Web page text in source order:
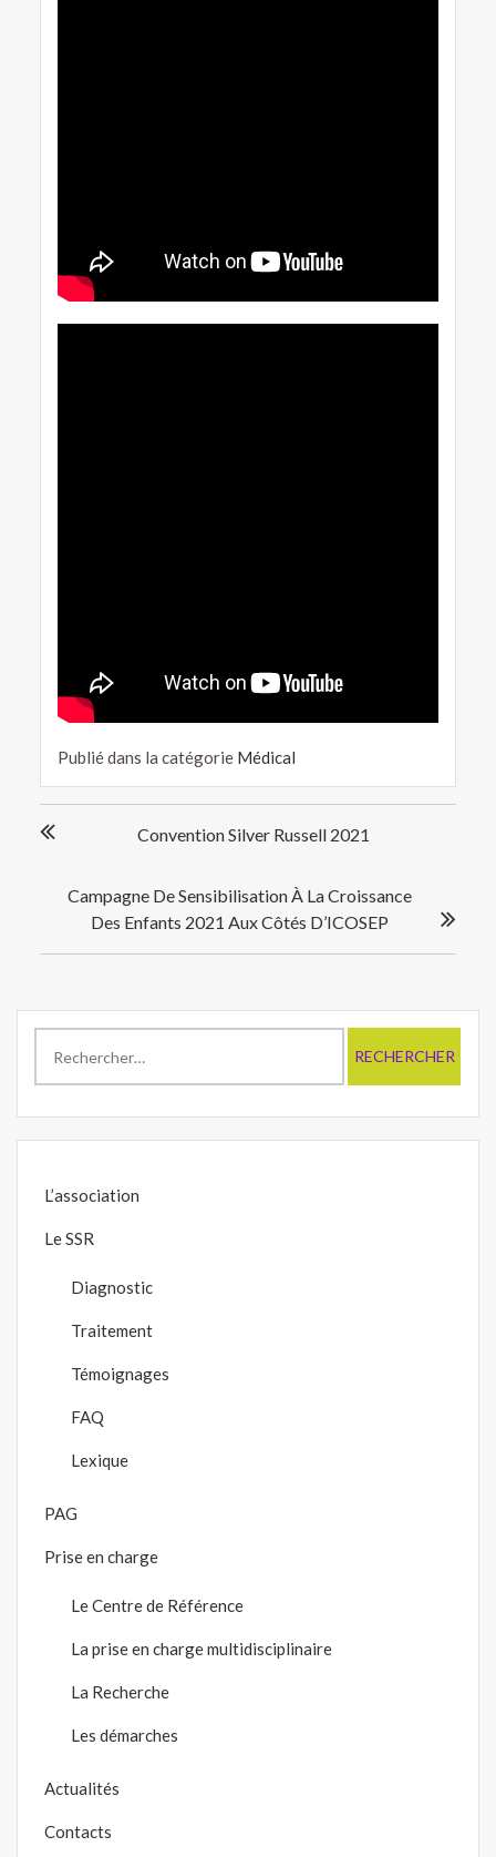
Publié dans la catégorie Médical
de
Convention Silver Russell 2021
Campagne De Sensibilisation À La Croissance
Des Enfants 2021 Aux Côtés D’ICOSEP
L’association
Le SSR
Diagnostic
Traitement
Témoignages
FAQ
Lexique
PAG
Prise en charge
Le Centre de Référence
La prise en charge multidisciplinaire
La Recherche
Les démarches
Actualités
Contacts